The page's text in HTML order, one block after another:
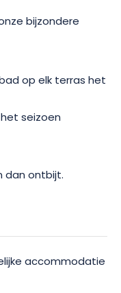
zachtere en
je verleiden door
verblijf voor een
bijzondere
op elk terras het
seizoen
dan ontbijt.
accommodatie